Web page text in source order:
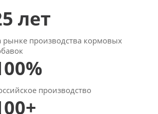
лет
рынке производства кормовых
производство